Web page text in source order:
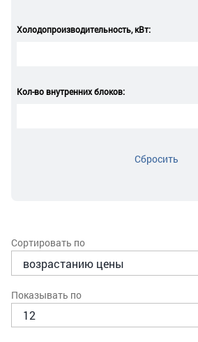
Холодопроизводительность, кВт:
Кол-во внутренних блоков:
Сбросить
Сортировать по
Показывать по